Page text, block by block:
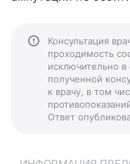
Консультация
проходимость
исключительно
полученной
к врачу, в том
Ответ